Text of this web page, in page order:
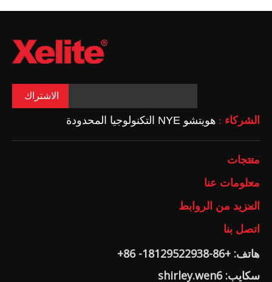
الاشتراك
الشركاء : هويتشو NYE التكنولوجيا المحدودة
منتجات
معلومات عنا
المزيد من الروابط
اتصل بنا
هاتف: +86-18129522938- 86+
سكايب: shirley.wen6